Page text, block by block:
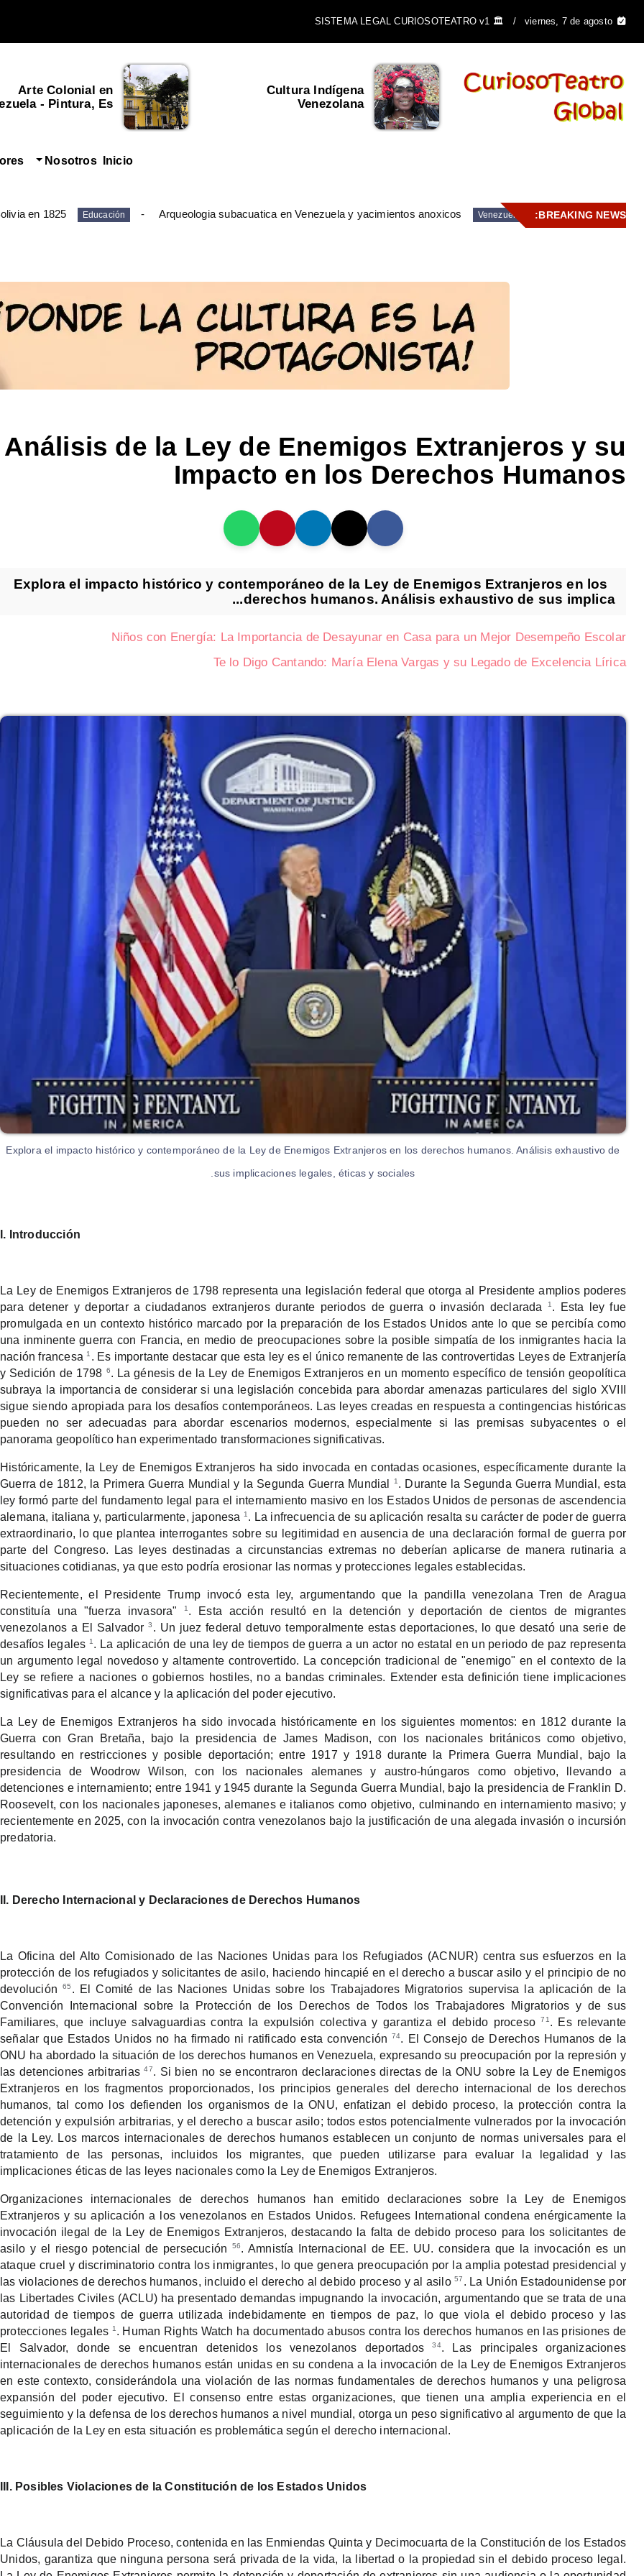
viernes, 7 de agosto
🏛️ SISTEMA LEGAL CURIOSOTEATRO v1
Arte Colonial en
- Pintura, Es...
Cultura Indígena
Venezolana
El Escudo de Venezuela y
su importancia ...
Inicio
Nosotros
BREAKING NEWS:
Venezuela
Arqueologia subacuatica en Venezuela y yacimientos anoxicos
Educación
en 1825
Análisis de la Ley de Enemigos Extranjeros y su
Impacto en los Derechos Humanos
Explora el impacto histórico y contemporáneo de la Ley de Enemigos Extranjeros en los
derechos humanos. Análisis exhaustivo de sus implica...
Niños con Energía: La Importancia de Desayunar en Casa para un Mejor Desempeño Escolar
Te lo Digo Cantando: María Elena Vargas y su Legado de Excelencia Lírica
Explora el impacto histórico y contemporáneo de la Ley de Enemigos Extranjeros en los derechos humanos. Análisis exhaustivo de
sus implicaciones legales, éticas y sociales.
I. Introducción
La Ley de Enemigos Extranjeros de 1798 representa una legislación federal que otorga al Presidente amplios poderes
para detener y deportar a ciudadanos extranjeros durante periodos de guerra o invasión declarada
1 . Esta ley fue
promulgada en un contexto histórico marcado por la preparación de los Estados Unidos ante lo que se percibía como
una inminente guerra con Francia, en medio de preocupaciones sobre la posible simpatía de los inmigrantes hacia la
nación francesa1 . Es importante destacar que esta ley es el único remanente de las controvertidas Leyes de Extranjería
y Sedición de 1798 6. La génesis de la Ley de Enemigos Extranjeros en un momento específico de tensión geopolítica
subraya la importancia de considerar si una legislación concebida para abordar amenazas particulares del siglo XVIII
sigue siendo apropiada para los desafíos contemporáneos. Las leyes creadas en respuesta a contingencias históricas
pueden no ser adecuadas para abordar escenarios modernos, especialmente si las premisas subyacentes o el
panorama geopolítico han experimentado transformaciones significativas.
Históricamente, la Ley de Enemigos Extranjeros ha sido invocada en contadas ocasiones, específicamente durante la
Guerra de 1812, la Primera Guerra Mundial y la Segunda Guerra Mundial
1 . Durante la Segunda Guerra Mundial, esta
ley formó parte del fundamento legal para el internamiento masivo en los Estados Unidos de personas de ascendencia
alemana, italiana y, particularmente, japonesa
1 . La infrecuencia de su aplicación resalta su carácter de poder de guerra
extraordinario, lo que plantea interrogantes sobre su legitimidad en ausencia de una declaración formal de guerra por
parte del Congreso. Las leyes destinadas a circunstancias extremas no deberían aplicarse de manera rutinaria a
situaciones cotidianas, ya que esto podría erosionar las normas y protecciones legales establecidas.
Recientemente, el Presidente Trump invocó esta ley, argumentando que la pandilla venezolana Tren de Aragua
constituía una "fuerza invasora"1 . Esta acción resultó en la detención y deportación de cientos de migrantes
venezolanos a El Salvador3 . Un juez federal detuvo temporalmente estas deportaciones, lo que desató una serie de
desafíos legales 1 . La aplicación de una ley de tiempos de guerra a un actor no estatal en un periodo de paz representa
un argumento legal novedoso y altamente controvertido. La concepción tradicional de "enemigo" en el contexto de la
Ley se refiere a naciones o gobiernos hostiles, no a bandas criminales. Extender esta definición tiene implicaciones
significativas para el alcance y la aplicación del poder ejecutivo.
La Ley de Enemigos Extranjeros ha sido invocada históricamente en los siguientes momentos: en 1812 durante la
Guerra con Gran Bretaña, bajo la presidencia de James Madison, con los nacionales británicos como objetivo,
resultando en restricciones y posible deportación; entre 1917 y 1918 durante la Primera Guerra Mundial, bajo la
presidencia de Woodrow Wilson, con los nacionales alemanes y austro-húngaros como objetivo, llevando a
detenciones e internamiento; entre 1941 y 1945 durante la Segunda Guerra Mundial, bajo la presidencia de Franklin D.
Roosevelt, con los nacionales japoneses, alemanes e italianos como objetivo, culminando en internamiento masivo; y
recientemente en 2025, con la invocación contra venezolanos bajo la justificación de una alegada invasión o incursión
predatoria.
II. Derecho Internacional y Declaraciones de Derechos Humanos
La Oficina del Alto Comisionado de las Naciones Unidas para los Refugiados (ACNUR) centra sus esfuerzos en la
protección de los refugiados y solicitantes de asilo, haciendo hincapié en el derecho a buscar asilo y el principio de no
devolución65 . El Comité de las Naciones Unidas sobre los Trabajadores Migratorios supervisa la aplicación de la
Convención Internacional sobre la Protección de los Derechos de Todos los Trabajadores Migratorios y de sus
Familiares, que incluye salvaguardias contra la expulsión colectiva y garantiza el debido proceso
71 . Es relevante
señalar que Estados Unidos no ha firmado ni ratificado esta convención
74. El Consejo de Derechos Humanos de la
ONU ha abordado la situación de los derechos humanos en Venezuela, expresando su preocupación por la represión y
las detenciones arbitrarias47. Si bien no se encontraron declaraciones directas de la ONU sobre la Ley de Enemigos
Extranjeros en los fragmentos proporcionados, los principios generales del derecho internacional de los derechos
humanos, tal como los defienden los organismos de la ONU, enfatizan el debido proceso, la protección contra la
detención y expulsión arbitrarias, y el derecho a buscar asilo; todos estos potencialmente vulnerados por la invocación
de la Ley. Los marcos internacionales de derechos humanos establecen un conjunto de normas universales para el
tratamiento de las personas, incluidos los migrantes, que pueden utilizarse para evaluar la legalidad y las
implicaciones éticas de las leyes nacionales como la Ley de Enemigos Extranjeros.
Organizaciones internacionales de derechos humanos han emitido declaraciones sobre la Ley de Enemigos
Extranjeros y su aplicación a los venezolanos en Estados Unidos. Refugees International condena enérgicamente la
invocación ilegal de la Ley de Enemigos Extranjeros, destacando la falta de debido proceso para los solicitantes de
asilo y el riesgo potencial de persecución
56. Amnistía Internacional de EE. UU. considera que la invocación es un
ataque cruel y discriminatorio contra los inmigrantes, lo que genera preocupación por la amplia potestad presidencial y
las violaciones de derechos humanos, incluido el derecho al debido proceso y al asilo57 . La Unión Estadounidense por
las Libertades Civiles (ACLU) ha presentado demandas impugnando la invocación, argumentando que se trata de una
autoridad de tiempos de guerra utilizada indebidamente en tiempos de paz, lo que viola el debido proceso y las
protecciones legales 1 . Human Rights Watch ha documentado abusos contra los derechos humanos en las prisiones de
El Salvador, donde se encuentran detenidos los venezolanos deportados34. Las principales organizaciones
internacionales de derechos humanos están unidas en su condena a la invocación de la Ley de Enemigos Extranjeros
en este contexto, considerándola una violación de las normas fundamentales de derechos humanos y una peligrosa
expansión del poder ejecutivo. El consenso entre estas organizaciones, que tienen una amplia experiencia en el
seguimiento y la defensa de los derechos humanos a nivel mundial, otorga un peso significativo al argumento de que la
aplicación de la Ley en esta situación es problemática según el derecho internacional.
III. Posibles Violaciones de la Constitución de los Estados Unidos
La Cláusula del Debido Proceso, contenida en las Enmiendas Quinta y Decimocuarta de la Constitución de los Estados
Unidos, garantiza que ninguna persona será privada de la vida, la libertad o la propiedad sin el debido proceso legal.